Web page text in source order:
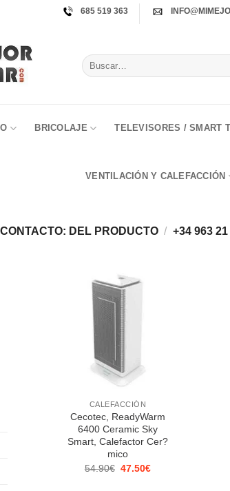
685 519 363
Buscar
por:
BRICOLAJE TELEVISORES / SMART
VENTILACIÓN Y CALEFACCIÓN
DEL PRODUCTO / +34 963
CALEFACCIÓN
Cecotec, ReadyWarm
6400 Ceramic Sky
Smart, Calefactor Cer?
mico
54.90€ El
47.50€El